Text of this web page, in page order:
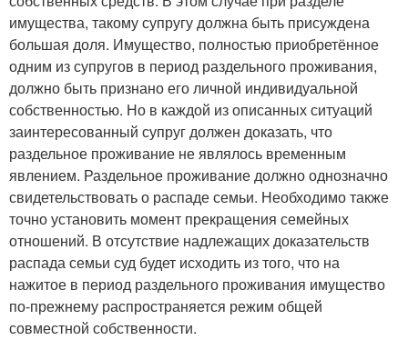
имущества, такому супругу должна быть присуждена
большая доля. Имущество, полностью приобретённое
одним из супругов в период раздельного проживания,
должно быть признано его личной индивидуальной
собственностью. Но в каждой из описанных ситуаций
заинтересованный супруг должен доказать, что
раздельное проживание не являлось временным
явлением. Раздельное проживание должно однозначно
свидетельствовать о распаде семьи. Необходимо также
точно установить момент прекращения семейных
отношений. В отсутствие надлежащих доказательств
распада семьи суд будет исходить из того, что на
нажитое в период раздельного проживания имущество
по-прежнему распространяется режим общей
совместной собственности.